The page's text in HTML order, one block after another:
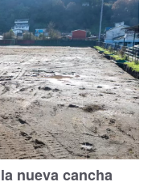
nueva cancha